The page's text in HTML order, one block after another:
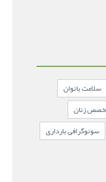
سلامت بانوان
زنان
سونوگرافی بارداری